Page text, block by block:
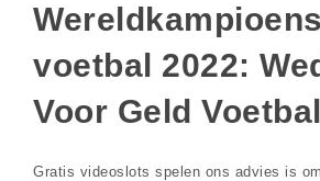
voetbal 2022:
Voor Geld
Gratis videoslots spelen ons advies is